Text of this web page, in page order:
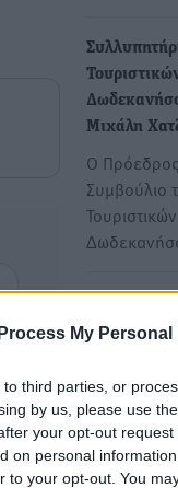
My
third parties, or
by us, please use
your opt-out
on personal
to your opt-out. You
Μιχάλη
Ο Πρόεδρος
Συμβούλιο
στον
τροχαίο
κοινωνία
τραγικό